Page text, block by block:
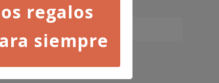
de privacidad
regalos
siempre